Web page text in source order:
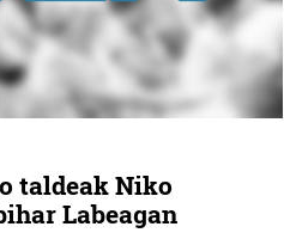
taldeak Niko
Labeagan